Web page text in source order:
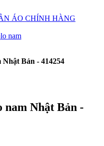
ÁO CHÍNH HÀNG
nam
Bản - 414254
nam Nhật Bản -